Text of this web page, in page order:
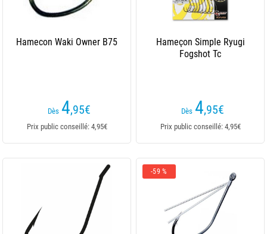
Hamecon Waki Owner B75
Dès 4,95€
Prix public conseillé: 4,95€
Hameçon Simple Ryugi
Fogshot Tc
Dès 4,95€
Prix public conseillé: 4,95€
-59 %